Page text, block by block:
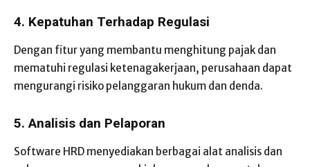
4. Kepatuhan Terhadap Regulasi
Dengan fitur yang membantu menghitung pajak dan
mematuhi regulasi ketenagakerjaan, perusahaan dapat
mengurangi risiko pelanggaran hukum dan denda.
5. Analisis dan Pelaporan
Software HRD menyediakan berbagai alat analisis dan